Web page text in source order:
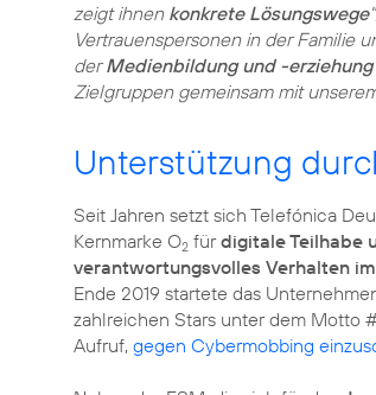
zeigt ihnen konkrete Lösungswege"
Vertrauenspersonen in der Familie
derMedienbildung und -erziehung
Zielgruppen gemeinsam mit
Unterstützung
Seit Jahren setzt sich Telefónica
Kernmarke O2 fürdigitale Teilhabe
verantwortungsvolles Verhalten
Ende 2019 startete das
zahlreichen Stars unter dem Motto
Aufruf, gegen Cybermobbing